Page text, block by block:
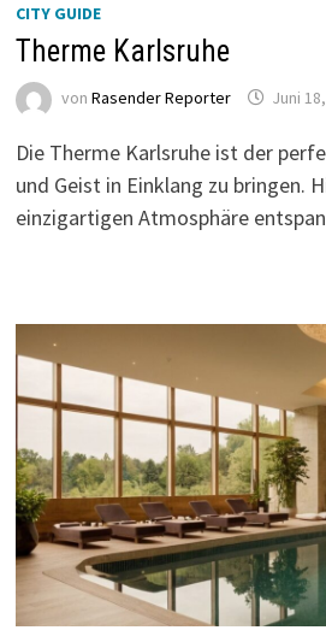
CITY GUIDE
Therme Karlsruhe
von Rasender Reporter Juni
Die Therme Karlsruhe ist der
und Geist in Einklang zu bringen.
einzigartigen Atmosphäre